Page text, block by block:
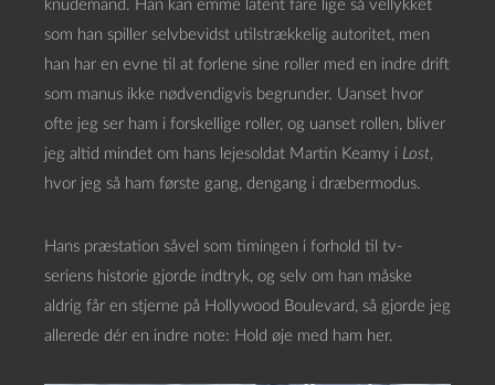
knudemand. Han kan emme latent fare lige så vellykket
som han spiller selvbevidst utilstrækkelig autoritet, men
han har en evne til at forlene sine roller med en indre drift
som manus ikke nødvendigvis begrunder. Uanset hvor
ofte jeg ser ham i forskellige roller, og uanset rollen, bliver
jeg altid mindet om hans lejesoldat Martin Keamy i Lost,
hvor jeg så ham første gang, dengang i dræbermodus.
Hans præstation såvel som timingen i forhold til tv-
seriens historie gjorde indtryk, og selv om han måske
aldrig får en stjerne på Hollywood Boulevard, så gjorde jeg
allerede dér en indre note: Hold øje med ham her.